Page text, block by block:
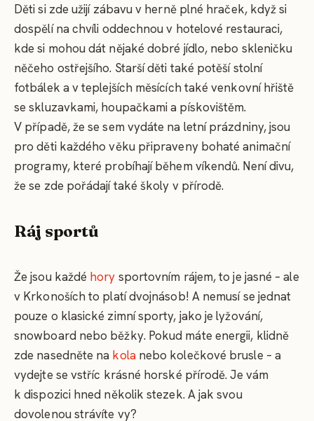
Děti si zde užijí zábavu v herně plné hraček, když si
dospělí na chvíli oddechnou v hotelové restauraci,
kde si mohou dát nějaké dobré jídlo, nebo skleničku
něčeho ostřejšího. Starší děti také potěší stolní
fotbálek a v teplejších měsících také venkovní hřiště
se skluzavkami, houpačkami a pískovištěm.
V případě, že se sem vydáte na letní prázdniny, jsou
pro děti každého věku připraveny bohaté animační
programy, které probíhají během víkendů. Není divu,
že se zde pořádají také školy v přírodě.
Ráj sportů
Že jsou každé hory sportovním rájem, to je jasné – ale
v Krkonoších to platí dvojnásob! A nemusí se jednat
pouze o klasické zimní sporty, jako je lyžování,
snowboard nebo běžky. Pokud máte energii, klidně
zde nasedněte na kolanebo kolečkové brusle – a
vydejte se vstříc krásné horské přírodě. Je vám
k dispozici hned několik stezek. A jak svou
dovolenou strávíte vy?